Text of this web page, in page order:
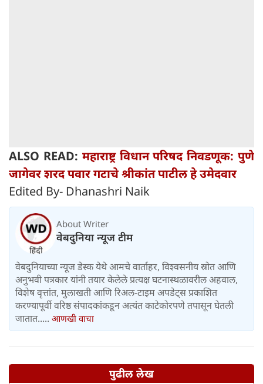
ALSO READ: महाराष्ट्र विधान परिषद निवडणूक: पुणे
जागेवर शरद पवार गटाचे श्रीकांत पाटील हे उमेदवार
Edited By- Dhanashri Naik
About Writer
वेबदुनिया न्यूज टीम
वेबदुनियाच्या न्यूज डेस्क येथे आमचे वार्ताहर, विश्वसनीय स्रोत आणि
अनुभवी पत्रकार यांनी तयार केलेले प्रत्यक्ष घटनास्थळावरील अहवाल,
विशेष वृत्तांत, मुलाखती आणि रिअल-टाइम अपडेट्स प्रकाशित
करण्यापूर्वी वरिष्ठ संपादकांकडून अत्यंत काटेकोरपणे तपासून घेतली
जातात..... आणखी वाचा
पुढील लेख